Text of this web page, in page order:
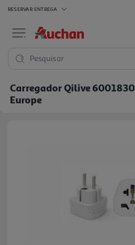
RESERVAR ENTREGA
Pesquisar
Carregador Qilive
Europe